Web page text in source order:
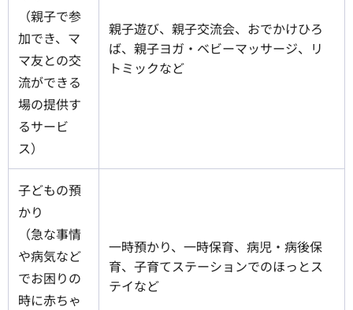
（親子で参
加でき、マ
マ友との交
流ができる
場の提供す
るサービ
ス）
親子遊び、親子交流会、おでかけひろ
ば、親子ヨガ・ベビーマッサージ、リ
トミックなど
子どもの預
かり
（急な事情
や病気など
でお困りの
時に赤ちゃ
一時預かり、一時保育、病児・病後保
育、子育てステーションでのほっとス
テイなど